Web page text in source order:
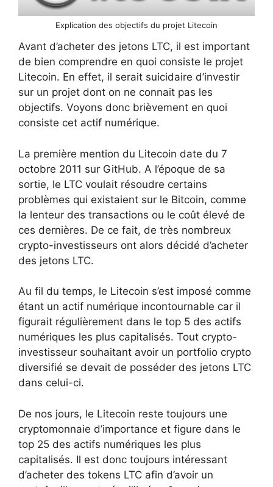
Explication des objectifs du projet Litecoin
Avant d’acheter des jetons LTC, il est important
de bien comprendre en quoi consiste le projet
Litecoin. En effet, il serait suicidaire d’investir
sur un projet dont on ne connait pas les
objectifs. Voyons donc brièvement en quoi
consiste cet actif numérique.
La première mention du Litecoin date du 7
octobre 2011 sur GitHub. A l’époque de sa
sortie, le LTC voulait résoudre certains
problèmes qui existaient sur le Bitcoin, comme
la lenteur des transactions ou le coût élevé de
ces dernières. De ce fait, de très nombreux
crypto-investisseurs ont alors décidé d’acheter
des jetons LTC.
Au fil du temps, le Litecoin s’est imposé comme
étant un actif numérique incontournable car il
figurait régulièrement dans le top 5 des actifs
numériques les plus capitalisés. Tout crypto-
investisseur souhaitant avoir un portfolio crypto
diversifié se devait de posséder des jetons LTC
dans celui-ci.
De nos jours, le Litecoin reste toujours une
cryptomonnaie d’importance et figure dans le
top 25 des actifs numériques les plus
capitalisés. Il est donc toujours intéressant
d’acheter des tokens LTC afin d’avoir un